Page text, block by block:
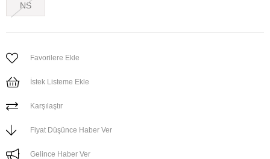
NS
Favorilere Ekle
İstek Listeme Ekle
Karşılaştır
Fiyat Düşünce Haber Ver
Gelince Haber Ver